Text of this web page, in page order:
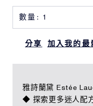
分享 加入我的最
雅詩蘭黛 Estée
◆ 探索更多迷人配